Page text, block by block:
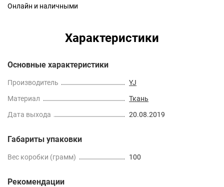
Онлайн и наличными
Характеристики
Основные характеристики
Производитель
YJ
Материал
Ткань
Дата выхода
20.08.2019
Габариты упаковки
Вес коробки (грамм) 100
Рекомендации